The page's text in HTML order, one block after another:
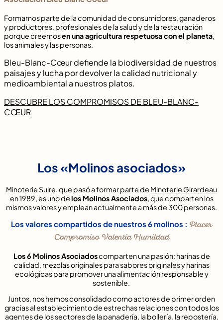
Formamos parte de la comunidad de consumidores, ganaderos
y productores, profesionales de la salud y de la restauración
porque creemosen una agricultura respetuosa con el planeta,
los animales y las personas.
Bleu-Blanc-Cœur defiende la biodiversidad de nuestros
paisajes y lucha por devolver la calidad nutricional y
medioambiental a nuestros platos.
DESCUBRE LOS COMPROMISOS DE BLEU-BLANC-
CŒUR
Los «Molinos asociados»
Minoterie Suire, que pasó a formar parte de Minoterie Girardeau
en 1989, es uno delos Molinos Asociados, que comparten los
mismos valores y emplean actualmente a más de 300 personas.
Los valores compartidos de nuestros 6 molinos : Placer
Compromiso Valentía Humildad
Los 6 Molinos Asociadoscomparten una pasión: harinas de
calidad, mezclas originales para sabores originales y harinas
ecológicas para promover una alimentación responsable y
sostenible.
Juntos, nos hemos consolidado como actores de primer orden
gracias al establecimiento de estrechas relaciones con todos los
agentes de los sectores de la panadería, la bollería, la repostería,